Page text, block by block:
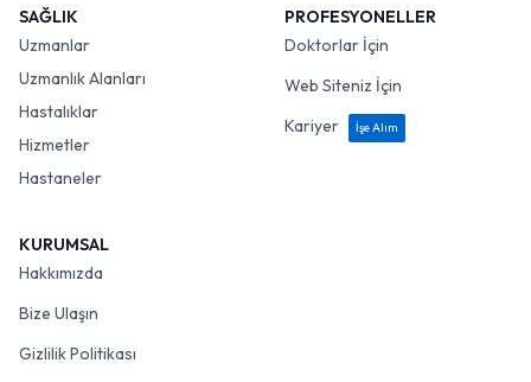
SAĞLIK
Uzmanlar
Uzmanlık Alanları
Hastalıklar
Hizmetler
Hastaneler
PROFESYONELLER
Doktorlar İçin
Web Siteniz İçin
Kariyer
İşe Alım
KURUMSAL
Hakkımızda
Bize Ulaşın
Gizlilik Politikası